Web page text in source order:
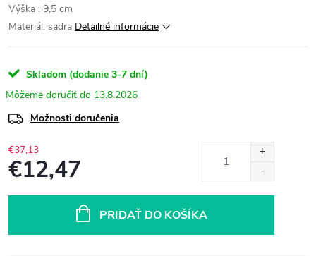
Výška : 9,5 cm
Materiál: sadra Detailné informácie
Skladom (dodanie 3-7 dní)
13.8.2026
Možnosti doručenia
€37,13
€12,47
PRIDAŤ DO KOŠÍKA